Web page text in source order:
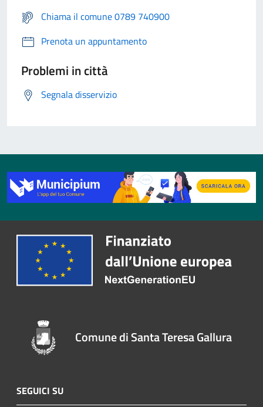
Chiama il comune 0789 740900
Prenota un appuntamento
Problemi in città
Segnala disservizio
Comune di Santa Teresa Gallura
SEGUICI SU